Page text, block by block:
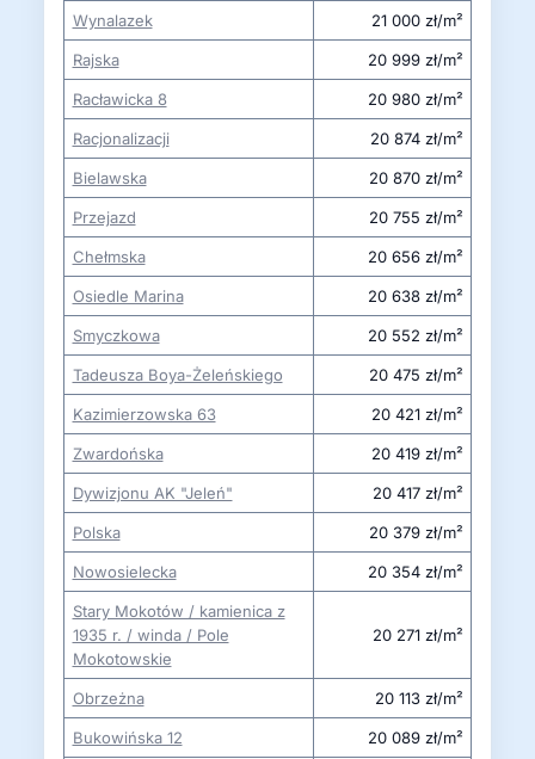
Wynalazek 21 000 zł/m²
Rajska 20 999 zł/m²
Racławicka 8 20 980 zł/m²
Racjonalizacji 20 874 zł/m²
Bielawska 20 870 zł/m²
Przejazd 20 755 zł/m²
Chełmska 20 656 zł/m²
Osiedle Marina 20 638 zł/m²
Smyczkowa 20 552 zł/m²
Tadeusza Boya-Żeleńskiego 20 475 zł/m²
Kazimierzowska 63 20 421 zł/m²
Zwardońska 20 419 zł/m²
Dywizjonu AK "Jeleń" 20 417 zł/m²
Polska 20 379 zł/m²
Nowosielecka 20 354 zł/m²
Stary Mokotów / kamienica z
1935 r. / winda / Pole
Mokotowskie
20 271 zł/m²
Obrzeżna 20 113 zł/m²
Bukowińska 12 20 089 zł/m²